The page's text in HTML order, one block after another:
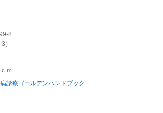
8
3 ）
ｍ
診療ゴールデンハンドブック